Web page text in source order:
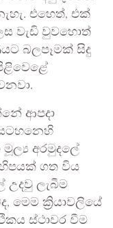
එහෙත්, එක්
වැඩි වුවහොත්
බලපෑමක් සිදු
ආපදා
අරමුදලේ
ගත විය
උදවු ලැබීම
මෙම ක්‍රියාවලියේ
ස්ථාවර වීම